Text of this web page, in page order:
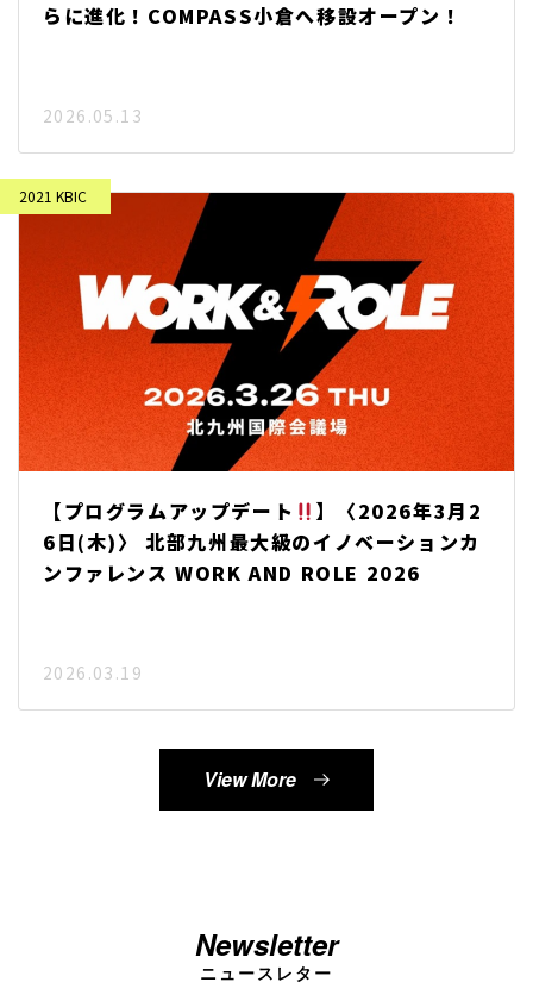
らに進化！COMPASS小倉へ移設オープン！
2026.05.13
【プログラムアップデート
】〈2026年3月2
6日(木)〉 北部九州最大級のイノベーションカ
ンファレンス WORK AND ROLE 2026
2026.03.19
View More
Newsletter
ニュースレター